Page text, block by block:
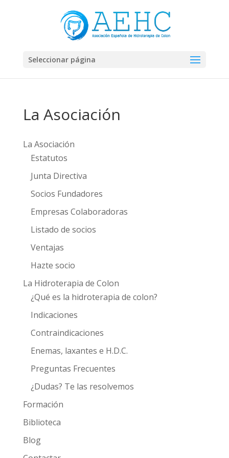
Seleccionar página
La Asociación
La Asociación
Estatutos
Junta Directiva
Socios Fundadores
Empresas Colaboradoras
Listado de socios
Ventajas
Hazte socio
La Hidroterapia de Colon
¿Qué es la hidroterapia de colon?
Indicaciones
Contraindicaciones
Enemas, laxantes e H.D.C.
Preguntas Frecuentes
¿Dudas? Te las resolvemos
Formación
Biblioteca
Blog